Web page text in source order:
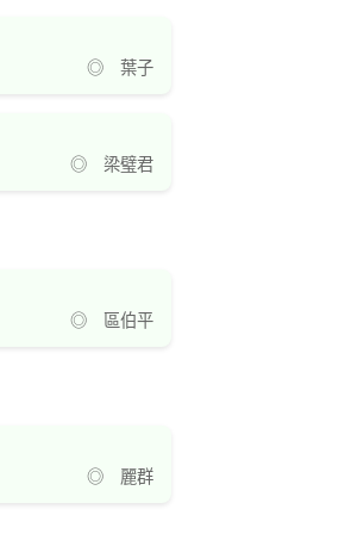
◎ 葉子
◎ 梁璧君
◎ 區伯平
◎ 麗群